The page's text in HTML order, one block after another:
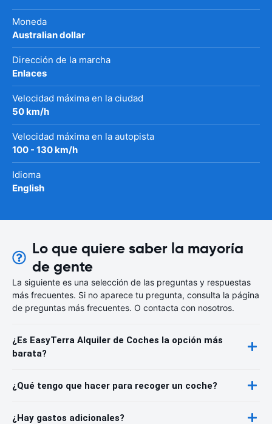
Moneda
Australian dollar
Dirección de la marcha
Enlaces
Velocidad máxima en la ciudad
50 km/h
Velocidad máxima en la autopista
100 - 130 km/h
Idioma
English
Lo que quiere saber la mayoría
de gente
La siguiente es una selección de las preguntas y respuestas
más frecuentes. Si no aparece tu pregunta, consulta la página
de preguntas más frecuentes. O contacta con nosotros.
¿Es EasyTerra Alquiler de Coches la opción más
barata?
¿Qué tengo que hacer para recoger un coche?
¿Hay gastos adicionales?